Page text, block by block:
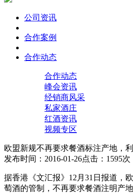
公司资讯
合作案例
合作动态
合作动态
峰会资讯
经销商风采
私家酒庄
红酒资讯
视频专区
欧盟新规不再要求餐酒标注产地，
发布时间：2016-01-26点击：1595次
据香港《文汇报》12月31日报道，
萄酒的管制，不再要求餐酒注明产